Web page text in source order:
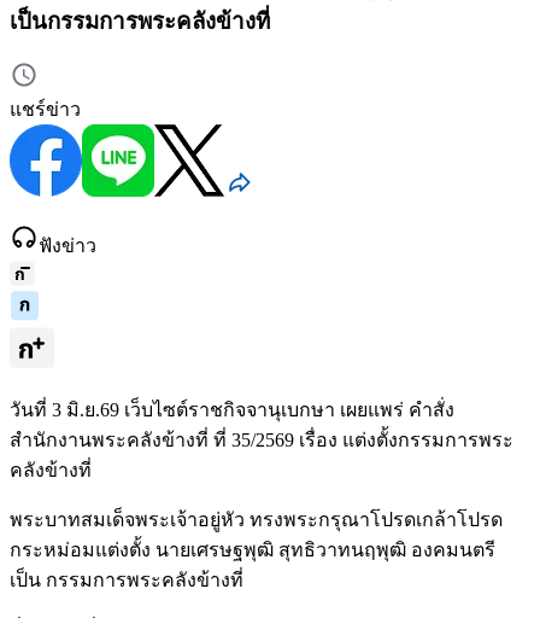
เป็นกรรมการพระคลังข้างที่
แชร์ข่าว
ฟังข่าว
วันที่ 3 มิ.ย.69 เว็บไซต์ราชกิจจานุเบกษา เผยแพร่ คำสั่ง
สำนักงานพระคลังข้างที่ ที่ 35/2569 เรื่อง แต่งตั้งกรรมการพระ
คลังข้างที่
พระบาทสมเด็จพระเจ้าอยู่หัว ทรงพระกรุณาโปรดเกล้าโปรด
กระหม่อมแต่งตั้ง นายเศรษฐพุฒิ สุทธิวาทนฤพุฒิ องคมนตรี
เป็น กรรมการพระคลังข้างที่